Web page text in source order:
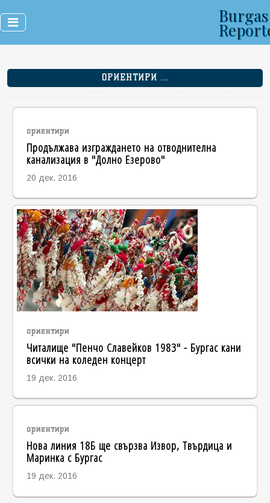
Burgas
ОРИЕНТИРИ ...
ориентири
Продължава изграждането на отводнителна
канализация в "Долно Езерово"
20 дек. 2016
ориентири
Читалище "Пенчо Славейков 1983" - Бургас кани
всички на коледен концерт
19 дек. 2016
ориентири
Нова линия 18Б ще свързва Извор, Твърдица и
Маринка с Бургас
19 дек. 2016